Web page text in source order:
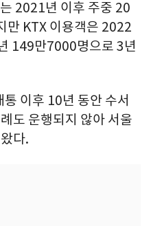
2021년 이후 주중 20
만 KTX 이용객은 2022
149만7000명으로 3년
이후 10년 동안 수서
도 운행되지 않아 서울
다.